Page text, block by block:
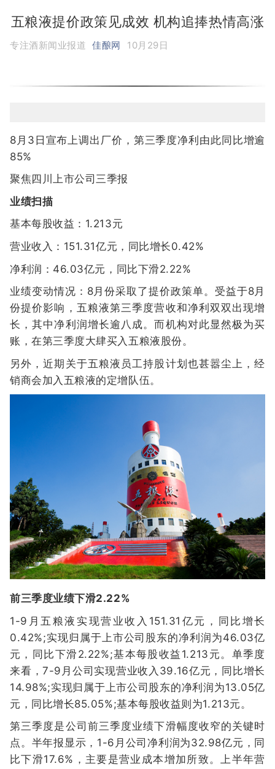
五粮液提价政策见成效 机构追捧热情高涨
专注酒新闻业报道 佳酿网 10月29日
8月3日宣布上调出厂价，第三季度净利由此同比增逾
85%
聚焦四川上市公司三季报
业绩扫描
基本每股收益：1.213元
营业收入：151.31亿元，同比增长0.42%
净利润：46.03亿元，同比下滑2.22%
业绩变动情况：8月份采取了提价政策单。受益于8月
份提价影响，五粮液第三季度营收和净利双双出现增
长，其中净利润增长逾八成。而机构对此显然极为买
账，在第三季度大肆买入五粮液股份。
另外，近期关于五粮液员工持股计划也甚嚣尘上，经
销商会加入五粮液的定增队伍。
前三季度业绩下滑2.22%
1-9月五粮液实现营业收入151.31亿元，同比增长
0.42%;实现归属于上市公司股东的净利润为46.03亿
元，同比下滑2.22%;基本每股收益1.213元。单季度
来看，7-9月公司实现营业收入39.16亿元，同比增长
14.98%;实现归属于上市公司股东的净利润为13.05亿
元，同比增长85.05%;基本每股收益则为1.213元。
第三季度是公司前三季度业绩下滑幅度收窄的关键时
点。半年报显示，1-6月公司净利润为32.98亿元，同
比下滑17.6%，主要是营业成本增加所致。上半年营